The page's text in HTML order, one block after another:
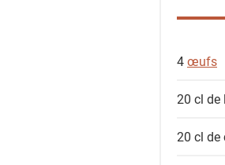
4œufs
20 cl de
20 cl de